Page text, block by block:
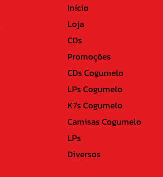
Início
Loja
CDs
Promoções
CDs Cogumelo
LPs Cogumelo
K7s Cogumelo
Camisas Cogumelo
LPs
Diversos